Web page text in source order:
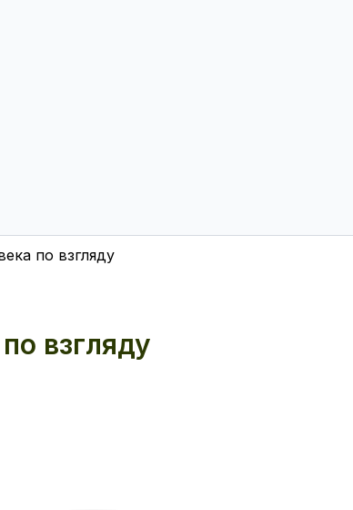
по взгляду
взгляду